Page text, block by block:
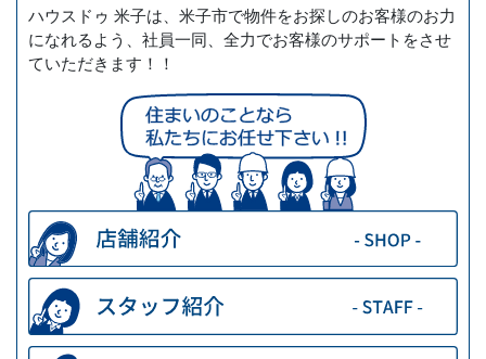
ハウスドゥ 米子は、米子市で物件をお探しのお客様のお力
になれるよう、社員一同、全力でお客様のサポートをさせ
ていただきます！！